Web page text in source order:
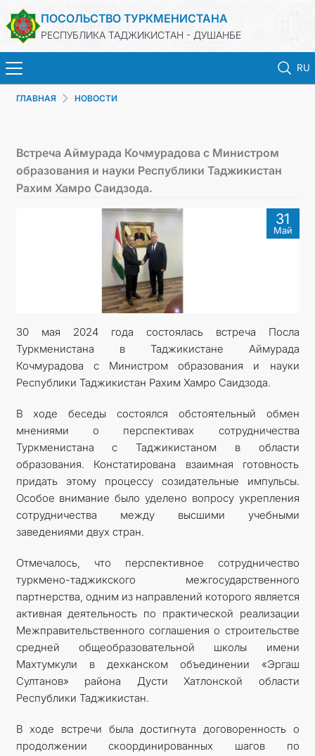
ПОСОЛЬСТВО ТУРКМЕНИСТАНА
РЕСПУБЛИКА ТАДЖИКИСТАН - ДУШАНБЕ
RU
ТУРКМЕНИСТАН
КОНСУЛЬСКИЕ УСЛУГИ
МИД
КОНТАКТНЫЕ ДАННЫЕ
ГЛАВНАЯ НОВОСТИ
Встреча Аймурада Кочмурадова с Министром
образования и науки Республики Таджикистан
Рахим Хамро Саидзода.
31
Май
30 мая 2024 года состоялась встреча Посла
Туркменистана в Таджикистане Аймурада
Кочмурадова с Министром образования и науки
Республики Таджикистан Рахим Хамро Саидзода.
В ходе беседы состоялся обстоятельный обмен
мнениями о перспективах сотрудничества
Туркменистана с Таджикистаном в области
образования. Констатирована взаимная готовность
придать этому процессу созидательные импульсы.
Особое внимание было уделено вопросу укрепления
сотрудничества между высшими учебными
заведениями двух стран.
Отмечалось, что перспективное сотрудничество
туркмено-таджикского межгосударственного
партнерства, одним из направлений которого является
активная деятельность по практической реализации
Межправительственного соглашения о строительстве
средней общеобразовательной школы имени
Махтумкули в дехканском объединении «Эргаш
Султанов» района Дусти Хатлонской области
Республики Таджикистан.
В ходе встречи была достигнута договоренность о
продолжении скоординированных шагов по